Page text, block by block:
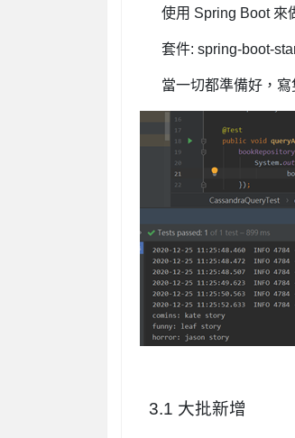
使用 Spring Boot 來
套件: spring-boot-
當一切都準備好，
3.1 大批新增